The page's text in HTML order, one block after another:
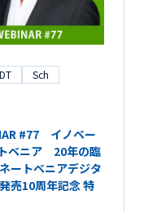
DT Sch
#77 イノベー
ベニア 20年の臨
ートベニアデジタ
売10周年記念 特